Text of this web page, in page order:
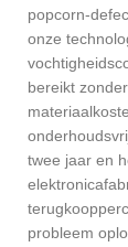
popcorn-
onze
bereikt
twee jaar en
probleem